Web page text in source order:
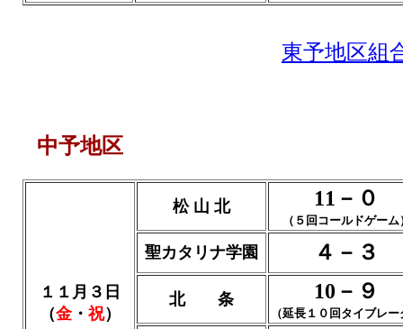
東予地区組
中予地区
１１月３日
（金・ 祝）
松 山 北 11－０
（５回コールドゲーム
聖カタリナ学園 ４－３
北 条 10－９
（延長１０回タイブレー